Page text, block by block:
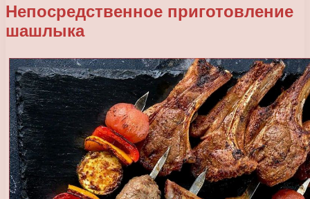
Непосредственное приготовление
шашлыка